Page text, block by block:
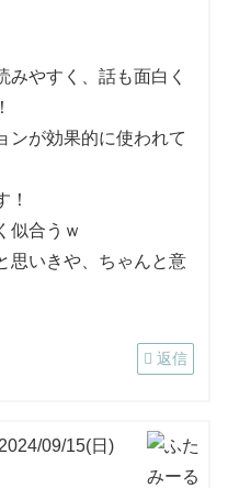
みやすく、話も面白く
ンが効果的に使われて
！
似合うｗ
思いきや、ちゃんと意
返信
09/15(日)